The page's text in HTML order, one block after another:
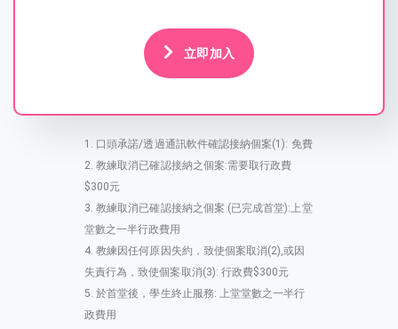
立即加入
口頭承諾/透過通訊軟件確認接納個案(1): 免費
教練取消已確認接納之個案:需要取行政費
$300元
教練取消已確認接納之個案 (已完成首堂):上堂
堂數之一半行政費用
教練因任何原因失約，致使個案取消(2),或因
失責行為，致使個案取消(3): 行政費$300元
於首堂後，學生終止服務: 上堂堂數之一半行
政費用